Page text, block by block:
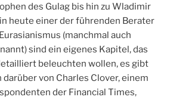
des Gulag bis hin zu Wladimir
heute einer der führenden Berater
(manchmal auch
sind ein eigenes Kapitel, das
beleuchten wollen, es gibt
darüber von Charles Clover, einem
der Financial Times,